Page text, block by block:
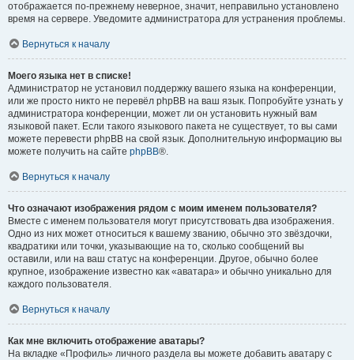
отображается по-прежнему неверное, значит, неправильно установлено
время на сервере. Уведомите администратора для устранения проблемы.
Вернуться к началу
Моего языка нет в списке!
Администратор не установил поддержку вашего языка на конференции,
или же просто никто не перевёл phpBB на ваш язык. Попробуйте узнать у
администратора конференции, может ли он установить нужный вам
языковой пакет. Если такого языкового пакета не существует, то вы сами
можете перевести phpBB на свой язык. Дополнительную информацию вы
можете получить на сайте phpBB®.
Вернуться к началу
Что означают изображения рядом с моим именем пользователя?
Вместе с именем пользователя могут присутствовать два изображения.
Одно из них может относиться к вашему званию, обычно это звёздочки,
квадратики или точки, указывающие на то, сколько сообщений вы
оставили, или на ваш статус на конференции. Другое, обычно более
крупное, изображение известно как «аватара» и обычно уникально для
каждого пользователя.
Вернуться к началу
Как мне включить отображение аватары?
На вкладке «Профиль» личного раздела вы можете добавить аватару с